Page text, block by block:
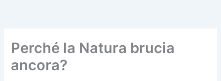
Perché la Natura brucia
ancora?